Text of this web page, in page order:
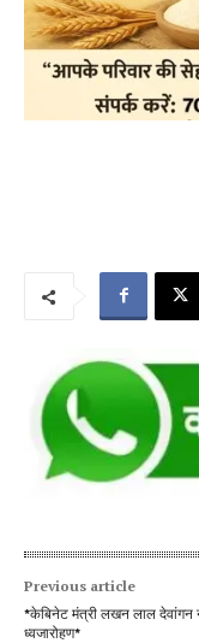
Previous article
*केबिनेट मंत्री लखन लाल देवांगन
ध्वजारोहण*